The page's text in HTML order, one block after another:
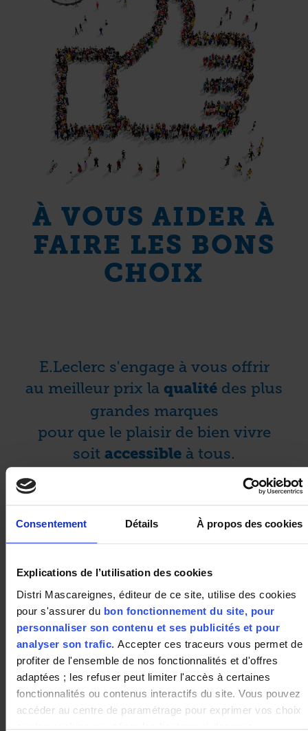
Consentement Détails À propos des cookies
Explications de l’utilisation des cookies
Distri Mascareignes, éditeur de ce site, utilise des cookies
pour s'assurer du bon fonctionnement du site, pour
personnaliser son contenu et ses publicités et pour
analyser son trafic. Accepter ces traceurs vous permet de
profiter de l'ensemble de nos fonctionnalités et d'offres
adaptées ; les refuser peut limiter l'accès à certaines
fonctionnalités ou contenus interactifs du site. Vous pouvez
accéder au centre de paramétrage pour exprimer vos choix
À VOUS AIDER À
FAIRE LES BONS
CHOIX
E.Leclerc s'engage à vous offrir
au meilleur prix la qualité des plus
grandes marques
pour que le plaisir de bien vivre
soit accessible à tous.
Marque Repère propose des prix environ 30
% moins chers
que les produits des grandes marques
nationales de qualité équivalente.
Marque Repère s’engage au respect de la